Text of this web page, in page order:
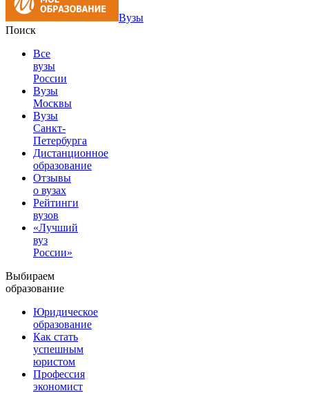
Вузы
Поиск
Все
вузы
России
Вузы
Москвы
Вузы
Санкт-
Петербурга
Дистанционное
образование
Отзывы
о вузах
Рейтинги
вузов
«Лучший
вуз
России»
Выбираем
образование
Юридическое
образование
Как стать
успешным
юристом
Профессия
экономист